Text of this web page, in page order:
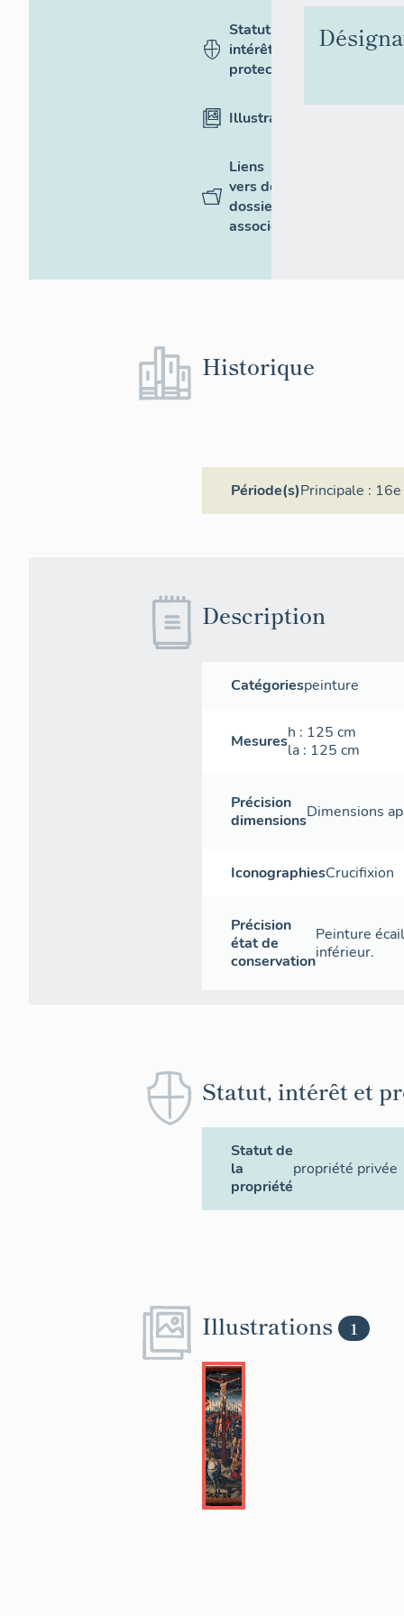
Statut,
intérêt et
protection
Illustrations
Liens
vers des
dossiers
associés
Historique
Période(s)Principale :
Description
Catégoriespeinture
Mesuresh : 125 cm
la : 125 cm
Précision
dimensionsDimensions
IconographiesCrucifixion
Précision
état de
conservation
Peinture
inférieur.
Statut, intérêt et
Statut de
la
propriété
propriété privée
Illustrations 1